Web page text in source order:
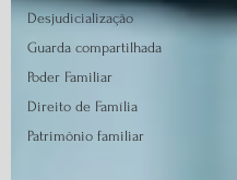
Desjudicialização
Guarda compartilhada
Poder Familiar
Direito de Família
Patrimônio familiar